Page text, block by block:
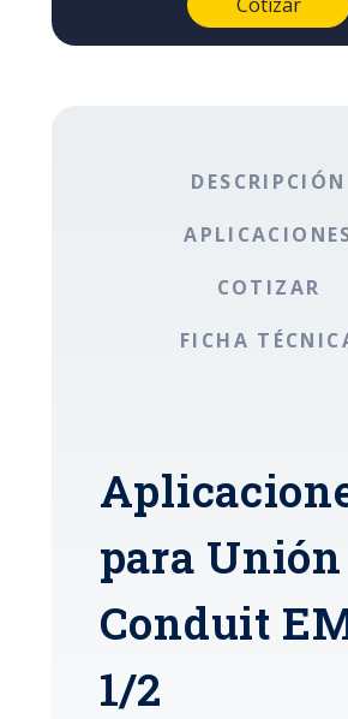
DESCRIPCIÓN
COTIZAR
FICHA
para Unión
Conduit
1/2